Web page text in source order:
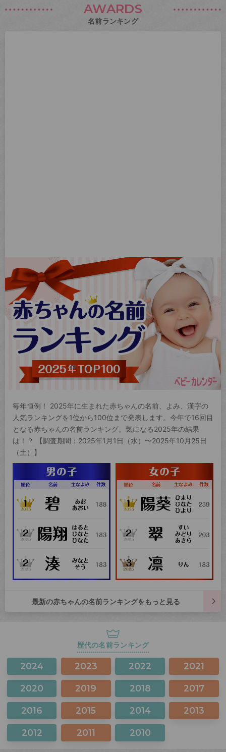
AWARDS
名前ランキング
毎年恒例！ 2025年に生まれた赤ちゃんの名前、よみ、漢字の
人気ランキングを1位から100位まで発表します。今年で16回目
となる赤ちゃんの名前ランキング。気になる2025年の結果
は！？ 【調査期間：2025年1月1日（水）〜2025年10月25日
（土）】
最新の赤ちゃんの名前ランキングをもっと見る
歴代の名前ランキング
2024 2023 2022 2021
2020 2019 2018 2017
2016 2015 2014 2013
2012 2011 2010